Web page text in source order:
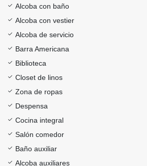
Alcoba con baño
Alcoba con vestier
Alcoba de servicio
Barra Americana
Biblioteca
Closet de linos
Zona de ropas
Despensa
Cocina integral
Salón comedor
Baño auxiliar
Alcoba auxiliares